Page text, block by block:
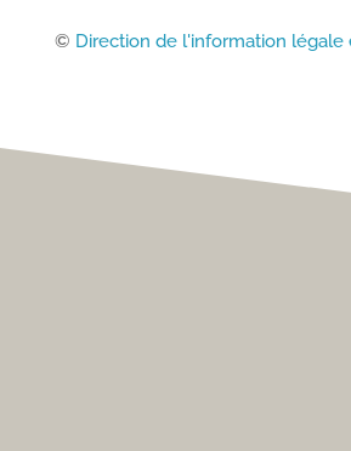
© Direction de l'information légale